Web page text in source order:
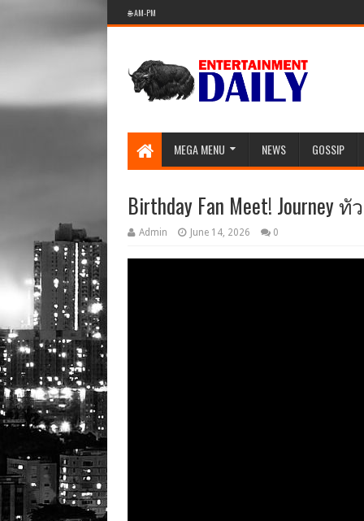
🌐 AM-PM
MEGA MENU NEWS GOSSIP
Birthday Fan Meet! Journey
Admin June 14, 2026 0